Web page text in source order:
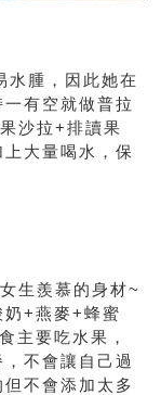
腫，因此她在
有空就做普拉
沙拉+排讀果
大量喝水，保
生羨慕的身材~
奶+燕麥+蜂蜜
主要吃水果，
不會讓自己過
不會添加太多